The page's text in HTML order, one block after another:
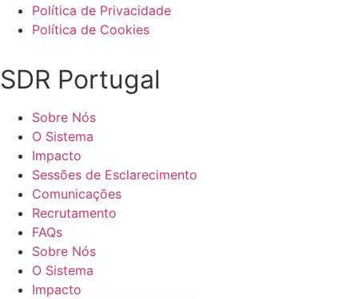
Política de Privacidade
Política de Cookies
SDR Portugal
Sobre Nós
O Sistema
Impacto
Sessões de Esclarecimento
Comunicações
Recrutamento
FAQs
Sobre Nós
O Sistema
Impacto